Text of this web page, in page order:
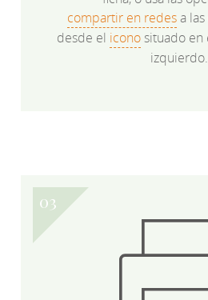
compartir en redesa
desde el iconosituado en
izquierdo.